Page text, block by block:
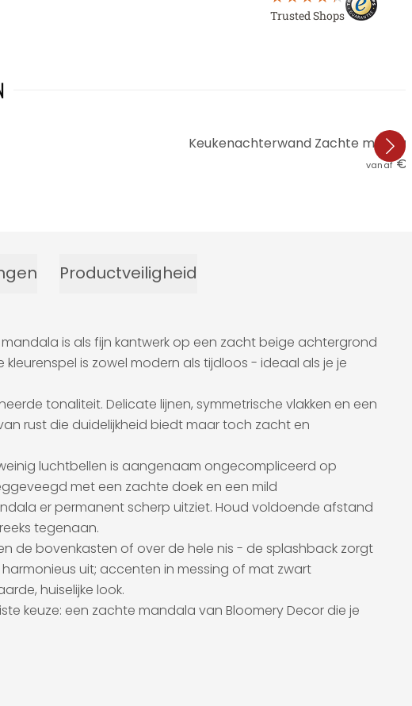
Trusted Shops
Keukenachterwand Zachte
vanaf €
Productveiligheid
is als fijn kantwerk op een zacht beige achtergrond
is zowel modern als tijdloos - ideaal als je je
tonaliteit. Delicate lijnen, symmetrische vlakken en een
rust die duidelijkheid biedt maar toch zacht en
luchtbellen is aangenaam ongecompliceerd op
met een zachte doek en een mild
er permanent scherp uitziet. Houd voldoende afstand
tegenaan.
de bovenkasten of over de hele nis - de splashback zorgt
uit; accenten in messing of mat zwart
huiselijke look.
keuze: een zachte mandala van Bloomery Decor die je